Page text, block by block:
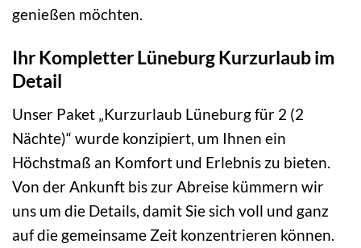
genießen möchten.
Ihr Kompletter Lüneburg Kurzurlaub im
Detail
Unser Paket „Kurzurlaub Lüneburg für 2 (2
Nächte)“ wurde konzipiert, um Ihnen ein
Höchstmaß an Komfort und Erlebnis zu bieten.
Von der Ankunft bis zur Abreise kümmern wir
uns um die Details, damit Sie sich voll und ganz
auf die gemeinsame Zeit konzentrieren können.